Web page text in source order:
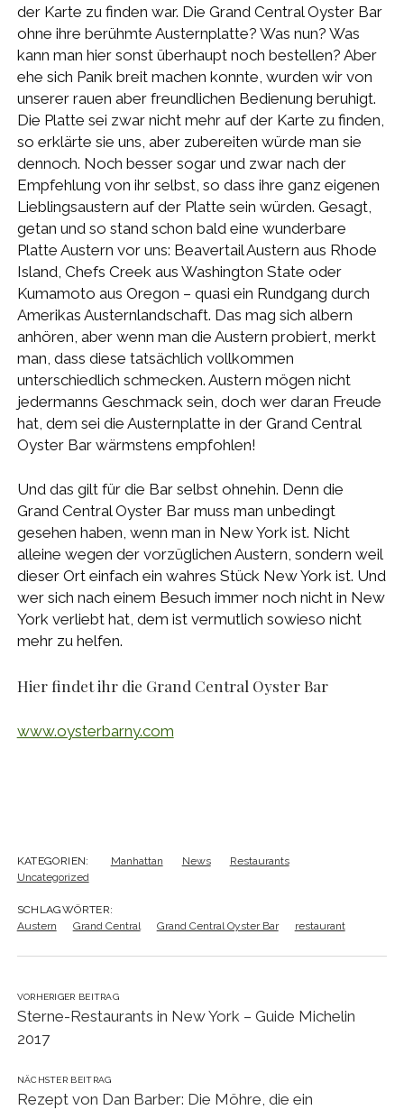
der Karte zu finden war. Die Grand Central Oyster Bar
ohne ihre berühmte Austernplatte? Was nun? Was
kann man hier sonst überhaupt noch bestellen? Aber
ehe sich Panik breit machen konnte, wurden wir von
unserer rauen aber freundlichen Bedienung beruhigt.
Die Platte sei zwar nicht mehr auf der Karte zu finden,
so erklärte sie uns, aber zubereiten würde man sie
dennoch. Noch besser sogar und zwar nach der
Empfehlung von ihr selbst, so dass ihre ganz eigenen
Lieblingsaustern auf der Platte sein würden. Gesagt,
getan und so stand schon bald eine wunderbare
Platte Austern vor uns: Beavertail Austern aus Rhode
Island, Chefs Creek aus Washington State oder
Kumamoto aus Oregon – quasi ein Rundgang durch
Amerikas Austernlandschaft. Das mag sich albern
anhören, aber wenn man die Austern probiert, merkt
man, dass diese tatsächlich vollkommen
unterschiedlich schmecken. Austern mögen nicht
jedermanns Geschmack sein, doch wer daran Freude
hat, dem sei die Austernplatte in der Grand Central
Oyster Bar wärmstens empfohlen!
Und das gilt für die Bar selbst ohnehin. Denn die
Grand Central Oyster Bar muss man unbedingt
gesehen haben, wenn man in New York ist. Nicht
alleine wegen der vorzüglichen Austern, sondern weil
dieser Ort einfach ein wahres Stück New York ist. Und
wer sich nach einem Besuch immer noch nicht in New
York verliebt hat, dem ist vermutlich sowieso nicht
mehr zu helfen.
Hier findet ihr die Grand Central Oyster Bar
www.oysterbarny.com
KATEGORIEN: Manhattan News
Restaurants
Uncategorized
SCHLAGWÖRTER:
Austern
Grand Central Grand Central Oyster Bar restaurant
VORHERIGER BEITRAG
Sterne-Restaurants in New York – Guide Michelin
2017
NÄCHSTER BEITRAG
Rezept von Dan Barber: Die Möhre, die ein